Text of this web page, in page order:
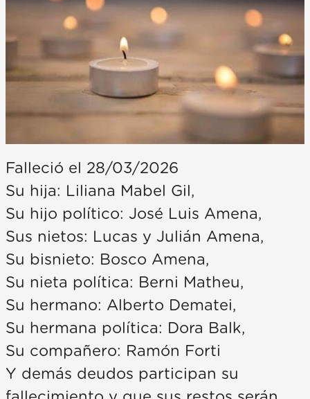
Falleció el 28/03/2026
Su hija: Liliana Mabel Gil,
Su hijo político: José Luis Amena,
Sus nietos: Lucas y Julián Amena,
Su bisnieto: Bosco Amena,
Su nieta política: Berni Matheu,
Su hermano: Alberto Dematei,
Su hermana política: Dora Balk,
Su compañero: Ramón Forti
Y demás deudos participan su